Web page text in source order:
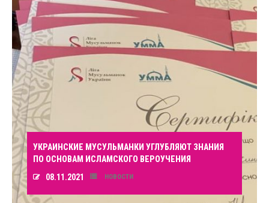
УКРАИНСКИЕ МУСУЛЬМАНКИ УГЛУБЛЯЮТ ЗНАНИЯ
ПО ОСНОВАМ ИСЛАМСКОГО ВЕРОУЧЕНИЯ
08.11.2021
НОВОСТИ